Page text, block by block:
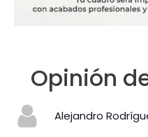
Opinión
Alejandro